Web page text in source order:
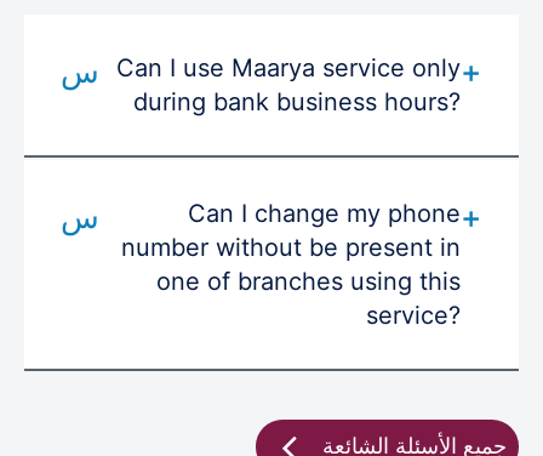
Can I use Maarya service only
during bank business hours?
Can I change my phone
number without be present in
one of branches using this
service?
جميع الأسئلة الشائعة